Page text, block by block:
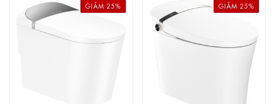
GIẢM 25% GIẢM 25%